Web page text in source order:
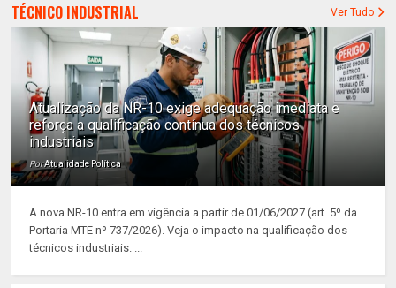
TÉCNICO INDUSTRIAL Ver Tudo
Atualização da NR-10 exige adequação imediata e
reforça a qualificação contínua dos técnicos
industriais
PorAtualidade Política
A nova NR-10 entra em vigência a partir de 01/06/2027 (art. 5º da
Portaria MTE nº 737/2026). Veja o impacto na qualificação dos
técnicos industriais. ...